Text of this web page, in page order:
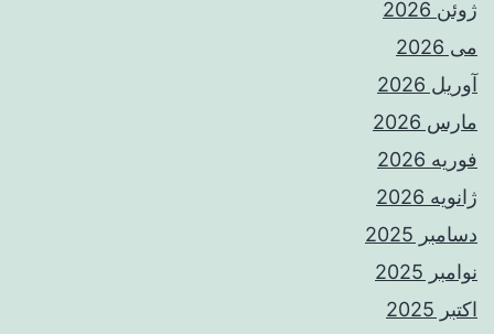
ژوئن 2026
می 2026
آوریل 2026
مارس 2026
فوریه 2026
ژانویه 2026
دسامبر 2025
نوامبر 2025
اکتبر 2025